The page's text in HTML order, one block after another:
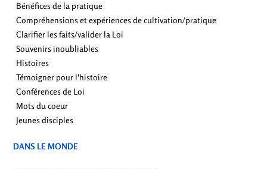
Bénéfices de la pratique
Compréhensions et expériences de cultivation/pratique
Clarifier les faits/valider la Loi
Souvenirs inoubliables
Histoires
Témoigner pour l'histoire
Conférences de Loi
Mots du coeur
Jeunes disciples
DANS LE MONDE